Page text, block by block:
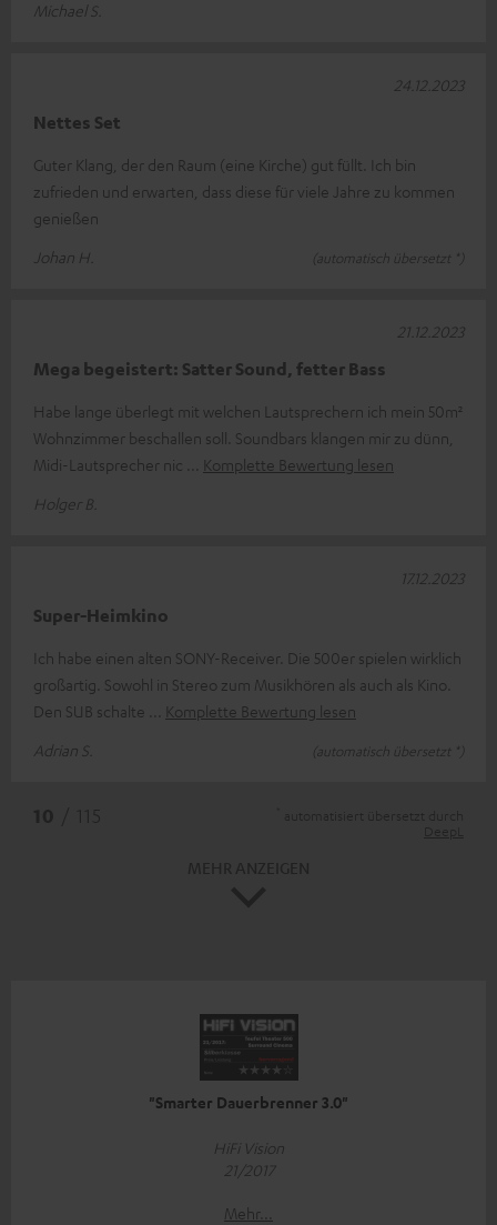
Michael S.
Nettes Set
Guter Klang, der den Raum (eine Kirche) gut füllt. Ich bin
zufrieden und erwarten, dass diese für viele Jahre zu kommen
genießen
Johan H.
(automatisch übersetzt *)
24.12.2023
Mega begeistert: Satter Sound, fetter Bass
Habe lange überlegt mit welchen Lautsprechern ich mein 50m²
Wohnzimmer beschallen soll. Soundbars klangen mir zu dünn,
Midi-Lautsprecher nic
Komplette Bewertung lesen
Holger B.
21.12.2023
Super-Heimkino
Ich habe einen alten SONY-Receiver. Die 500er spielen wirklich
großartig. Sowohl in Stereo zum Musikhören als auch als Kino.
Den SUB schalte
Komplette Bewertung lesen
Adrian S.
(automatisch übersetzt *)
17.12.2023
"Smarter Dauerbrenner 3.0"
HiFi Vision
21/2017
Mehr...